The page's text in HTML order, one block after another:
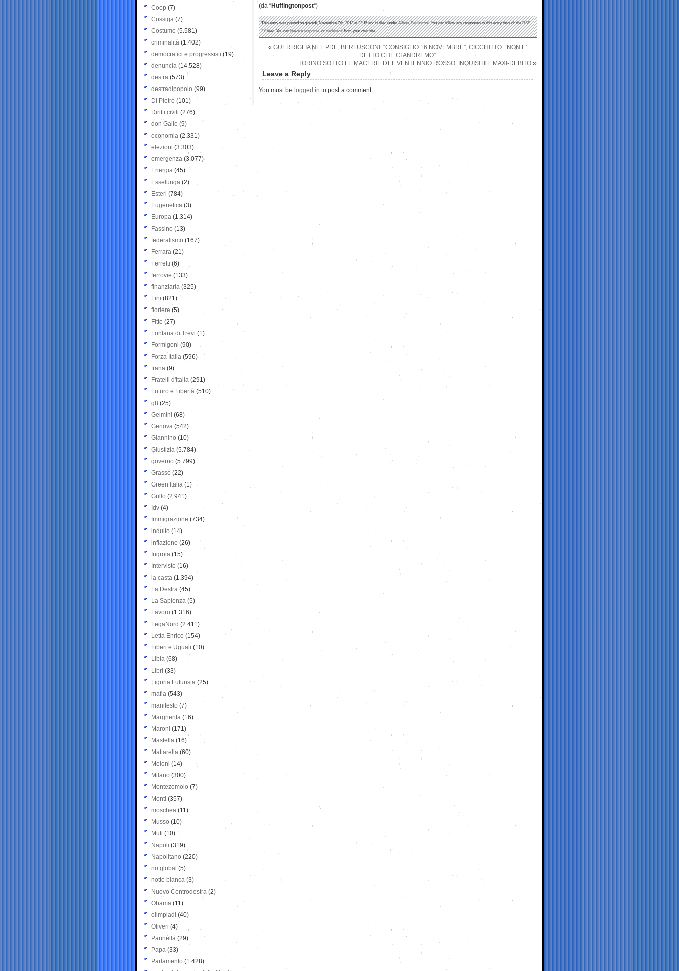
(da “Huffingtonpost“)
This entry was posted on giovedì, Novembre 7th, 2013 at 22:15 and is filed underAlfano,Berlusconi. You can follow any responses to this entry through theRSS
2.0feed. You canleave a response, ortrackbackfrom your own site.
« GUERRIGLIA NEL PDL, BERLUSCONI: “CONSIGLIO 16 NOVEMBRE”, CICCHITTO: “NON E’
DETTO CHE CI ANDREMO”
TORINO SOTTO LE MACERIE DEL VENTENNIO ROSSO: INQUISITI E MAXI-DEBITO »
Leave a Reply
You must be logged in to post a comment.
Coop (7)
Cossiga (7)
Costume (5.581)
criminalità (1.402)
democratici e progressisti (19)
denuncia (14.528)
destra (573)
destradipopolo (99)
Di Pietro (101)
Diritti civili (276)
don Gallo (9)
economia (2.331)
elezioni (3.303)
emergenza (3.077)
Energia (45)
Esselunga (2)
Esteri (784)
Eugenetica (3)
Europa (1.314)
Fassino (13)
federalismo (167)
Ferrara (21)
Ferretti (6)
ferrovie (133)
finanziaria (325)
Fini (821)
fioriere (5)
Fitto (27)
Fontana di Trevi (1)
Formigoni (90)
Forza Italia (596)
frana (9)
Fratelli d'Italia (291)
Futuro e Libertà (510)
g8 (25)
Gelmini (68)
Genova (542)
Giannino (10)
Giustizia (5.784)
governo (5.799)
Grasso (22)
Green Italia (1)
Grillo (2.941)
Idv (4)
Immigrazione (734)
indulto (14)
inflazione (26)
Ingroia (15)
Interviste (16)
la casta (1.394)
La Destra (45)
La Sapienza (5)
Lavoro (1.316)
LegaNord (2.411)
Letta Enrico (154)
Liberi e Uguali (10)
Libia (68)
Libri (33)
Liguria Futurista (25)
mafia (543)
manifesto (7)
Margherita (16)
Maroni (171)
Mastella (16)
Mattarella (60)
Meloni (14)
Milano (300)
Montezemolo (7)
Monti (357)
moschea (11)
Musso (10)
Muti (10)
Napoli (319)
Napolitano (220)
no global (5)
notte bianca (3)
Nuovo Centrodestra (2)
Obama (11)
olimpiadi (40)
Oliveri (4)
Pannella (29)
Papa (33)
Parlamento (1.428)